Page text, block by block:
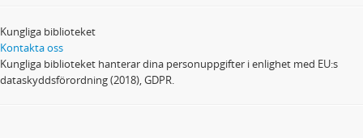
Kungliga biblioteket
Kontakta oss
Kungliga biblioteket hanterar dina personuppgifter i enlighet med EU:s
dataskyddsförordning (2018), GDPR.